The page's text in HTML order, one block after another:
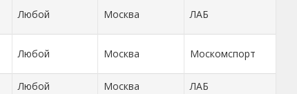
Любой Москва ЛАБ
Любой Москва Москомспорт
Любой Москва
ЛАБ